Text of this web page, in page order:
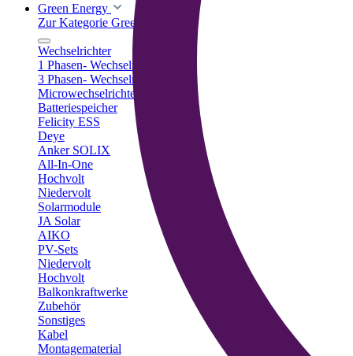
Green Energy
Zur Kategorie Green Energy
Wechselrichter
1 Phasen- Wechselrichter
3 Phasen- Wechselrichter
Microwechselrichter
Batteriespeicher
Felicity ESS
Deye
Anker SOLIX
All-In-One
Hochvolt
Niedervolt
Solarmodule
JA Solar
AIKO
PV-Sets
Niedervolt
Hochvolt
Balkonkraftwerke
Zubehör
Sonstiges
Kabel
Montagematerial